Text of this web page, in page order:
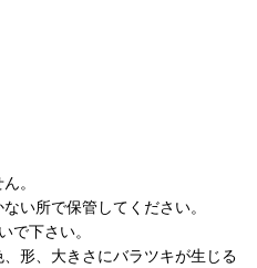
。
い所で保管してください。
で下さい。
形、大きさにバラツキが生じる